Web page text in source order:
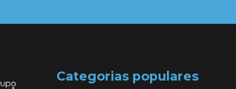
Categorias populares